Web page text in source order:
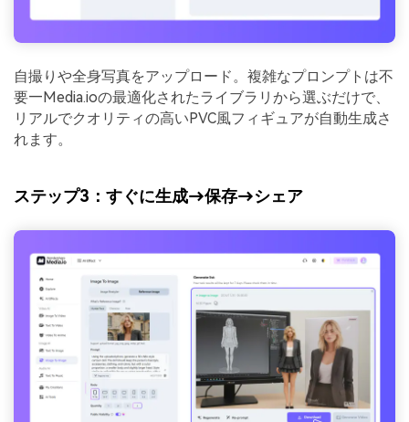
自撮りや全身写真をアップロード。複雑なプロンプトは不
要—Media.ioの最適化されたライブラリから選ぶだけで、
リアルでクオリティの高いPVC風フィギュアが自動生成さ
れます。
ステップ3：すぐに生成→保存→シェア